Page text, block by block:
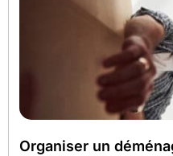
Organiser un